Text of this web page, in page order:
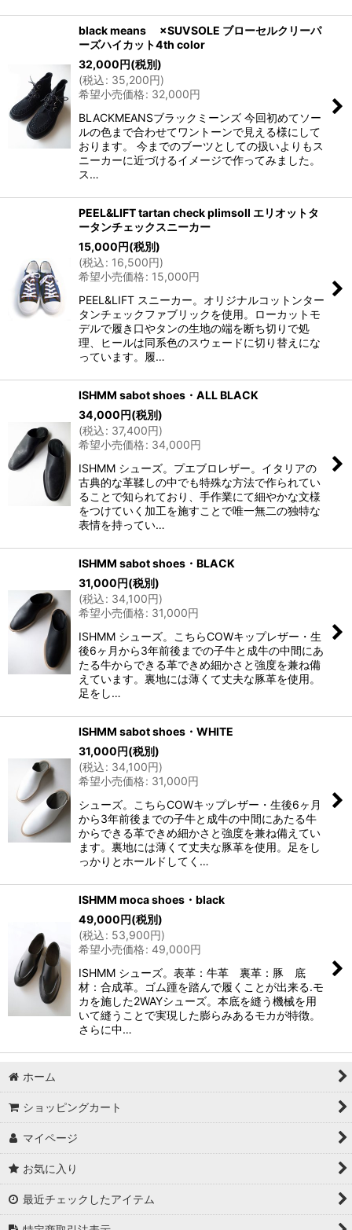
black means ×SUVSOLE ブローセルクリーパ
ーズハイカット4th color
32,000円(税別)
(税込: 35,200円)
希望小売価格: 32,000円
BLACKMEANSブラックミーンズ 今回初めてソー
ルの色まで合わせてワントーンで見える様にして
おります。 今までのブーツとしての扱いよりもス
ニーカーに近づけるイメージで作ってみました。
ス…
PEEL&LIFT tartan check plimsoll エリオットタ
ータンチェックスニーカー
15,000円(税別)
(税込: 16,500円)
希望小売価格: 15,000円
PEEL&LIFT スニーカー。オリジナルコットンター
タンチェックファブリックを使用。ローカットモ
デルで履き口やタンの生地の端を断ち切りで処
理、ヒールは同系色のスウェードに切り替えにな
っています。履…
ISHMM sabot shoes・ALL BLACK
34,000円(税別)
(税込: 37,400円)
希望小売価格: 34,000円
ISHMM シューズ。プエブロレザー。イタリアの
古典的な革鞣しの中でも特殊な方法で作られてい
ることで知られており、手作業にて細やかな文様
をつけていく加工を施すことで唯一無二の独特な
表情を持ってい…
ISHMM sabot shoes・BLACK
31,000円(税別)
(税込: 34,100円)
希望小売価格: 31,000円
ISHMM シューズ。こちらCOWキップレザー・生
後6ヶ月から3年前後までの子牛と成牛の中間にあ
たる牛からできる革できめ細かさと強度を兼ね備
えています。裏地には薄くて丈夫な豚革を使用。
足をし…
ISHMM sabot shoes・WHITE
31,000円(税別)
(税込: 34,100円)
希望小売価格: 31,000円
シューズ。こちらCOWキップレザー・生後6ヶ月
から3年前後までの子牛と成牛の中間にあたる牛
からできる革できめ細かさと強度を兼ね備えてい
ます。裏地には薄くて丈夫な豚革を使用。足をし
っかりとホールドしてく…
ISHMM moca shoes・black
49,000円(税別)
(税込: 53,900円)
希望小売価格: 49,000円
ISHMM シューズ。表革：牛革 裏革：豚 底
材：合成革。ゴム踵を踏んで履くことが出来る.モ
カを施した2WAYシューズ。本底を縫う機械を用
いて縫うことで実現した膨らみあるモカが特徴。
さらに中…
ホーム
ショッピングカート
マイページ
お気に入り
最近チェックしたアイテム